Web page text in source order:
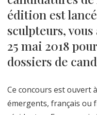
édition est
sculpteurs, vous
25 mai 2018
dossiers de
Ce concours est ouvert
émergents, français ou